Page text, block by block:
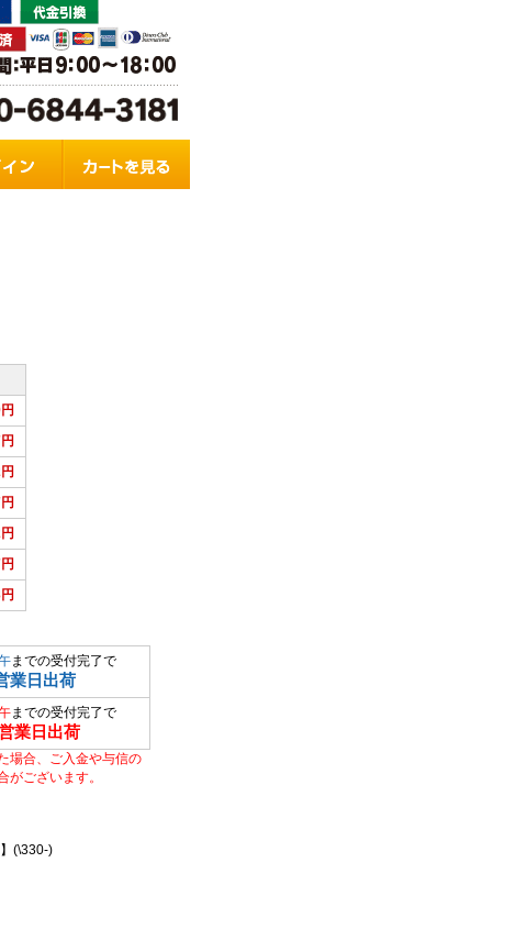
までの受付完了で
業日出荷
までの受付完了で
業日出荷
場合、ご入金や与信の
がございます。
(\330-)